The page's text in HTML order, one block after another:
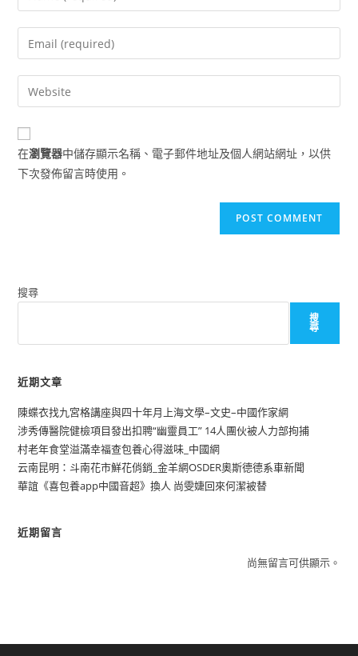
your
name
comment
Enter
your
email
address
comment
Enter
your
website
URL
(optional)
在瀏覽器中儲存顯示名稱、電子郵件地址及個人網站網址，以供
下次發佈留言時使用。
搜尋
搜
尋
近期文章
陳蝶衣找九宮格講座與四十年月上海文學–文史–中國作家網
涉秀傳醫院健檢項目發出扣聘“幽靈員工” 14人團伙被人力部拘捕
村老年食堂溢滿幸福查包養心得滋味_中國網
云南昆明：斗南花市鮮花俏銷_金羊網OSDER奧斯德德系車新聞
華誼《喜包養app中國音超》換人 尚雯婕回來何潔被替
近期留言
尚無留言可供顯示。